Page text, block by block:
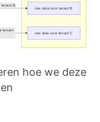
hoe we deze